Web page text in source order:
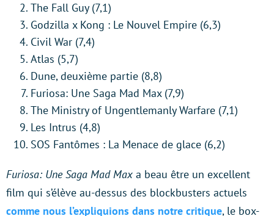
The Fall Guy (7,1)
Godzilla x Kong : Le Nouvel Empire (6,3)
Civil War (7,4)
Atlas (5,7)
Dune, deuxième partie (8,8)
Furiosa: Une Saga Mad Max (7,9)
The Ministry of Ungentlemanly Warfare (7,1)
Les Intrus (4,8)
SOS Fantômes : La Menace de glace (6,2)
Furiosa: Une Saga Mad Max a beau être un excellent
film qui s’élève au-dessus des blockbusters actuels
comme nous l’expliquions dans notre critique, le box-